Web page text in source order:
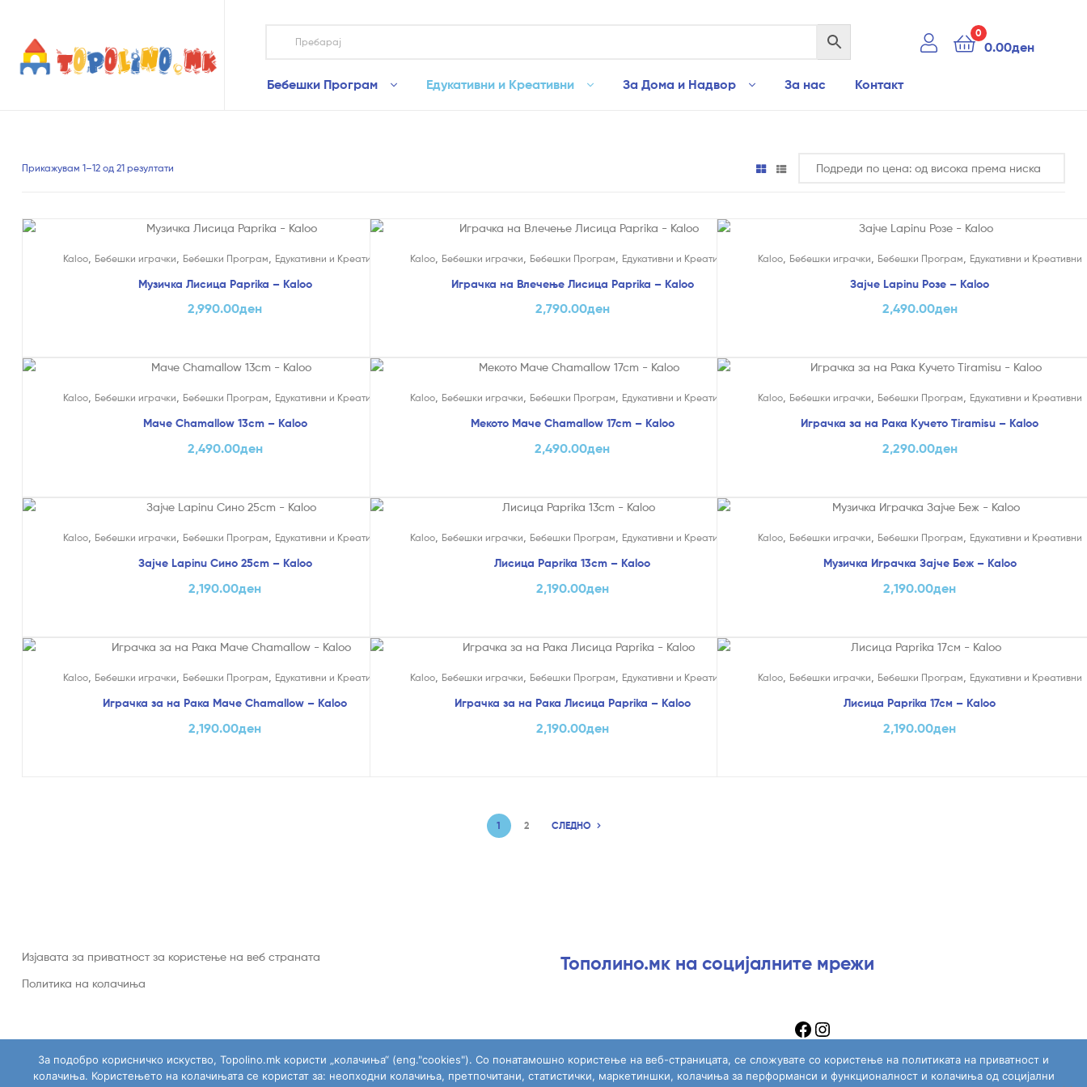
играчки
онлајн
0
0.00ден
Бебешки Програм Едукативни и Креативни За Дома и Надвор За нас Контакт
Прикажувам 1–12 од 21 резултати
Kaloo, Бебешки играчки Бебешки Програм Едукативни и Креативни
Музичка Лисица Paprika – Kaloo
2,990.00ден
Kaloo Бебешки играчки Бебешки Програм Едукативни и Креативни
Играчка на Влечење Лисица Paprika – Kaloo
2,790.00ден
Kaloo, Бебешки играчки Бебешки Програм Едукативни и Креативни
Зајче Lapinu Розе – Kaloo
2,490.00ден
Kaloo, Бебешки играчки, Бебешки Програм, Едукативни и Креативни
Маче Chamallow 13cm – Kaloo
2,490.00ден
Kaloo, Бебешки играчки, Бебешки Програм, Едукативни и Креативни
Мекото Маче Chamallow 17cm – Kaloo
2,490.00ден
Kaloo, Бебешки играчки, Бебешки Програм, Едукативни и Креативни
Играчка за на Рака Кучето Tiramisu – Kaloo
2,290.00ден
Kaloo, Бебешки играчки Бебешки Програм Едукативни и Креативни
Зајче Lapinu Сино 25cm – Kaloo
2,190.00ден
Kaloo Бебешки играчки Бебешки Програм Едукативни и Креативни
Лисица Paprika 13cm – Kaloo
2,190.00ден
Kaloo, Бебешки играчки Бебешки Програм Едукативни и Креативни
Музичка Играчка Зајче Беж – Kaloo
2,190.00ден
Kaloo, Бебешки играчки Бебешки Програм Едукативни и Креативни
Играчка за на Рака Маче Chamallow – Kaloo
2,190.00ден
Kaloo Бебешки играчки Бебешки Програм Едукативни и Креативни
Играчка за на Рака Лисица Paprika – Kaloo
2,190.00ден
Kaloo, Бебешки играчки Бебешки Програм Едукативни и Креативни
Лисица Paprika 17см – Kaloo
2,190.00ден
1 2 СЛЕДНО
Изјавата за приватност за користење на веб страната
Политика на колачиња
Тополино.мк на социјалните мрежи
За подобро корисничко искуство, Topolino.mk користи „колачиња“ (eng."cookies"). Со понатамошно користење на веб-страницата, се сложувате со користење на политиката на приватност и
колачиња. Користењето на колачињата се користат за: неопходни колачиња, претпочитани, статистички, маркетиншки, колачиња за перформанси и функционалност и колачиња од социјални